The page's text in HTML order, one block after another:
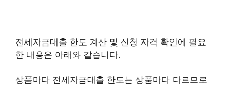
전세자금대출 한도 계산 및 신청 자격 확인에 필요
한 내용은 아래와 같습니다.
상품마다 전세자금대출 한도는 상품마다 다르므로